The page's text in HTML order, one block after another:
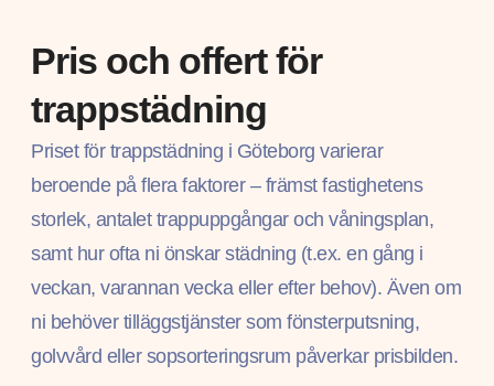
Pris och offert för
trappstädning
Priset för trappstädning i Göteborg varierar
beroende på flera faktorer – främst fastighetens
storlek, antalet trappuppgångar och våningsplan,
samt hur ofta ni önskar städning (t.ex. en gång i
veckan, varannan vecka eller efter behov). Även om
ni behöver tilläggstjänster som fönsterputsning,
golvvård eller sopsorteringsrum påverkar prisbilden.